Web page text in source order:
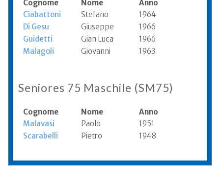
Cognome Nome
Anno
Ciabattoni
Stefano
1964
Di Gesu
Giuseppe
1966
Guidetti
Gian Luca
1966
Malagoli
Giovanni 1963
Seniores 75 Maschile (SM75)
Cognome Nome
Anno
Malavasi
Paolo
1951
Scarabelli
Pietro 1948